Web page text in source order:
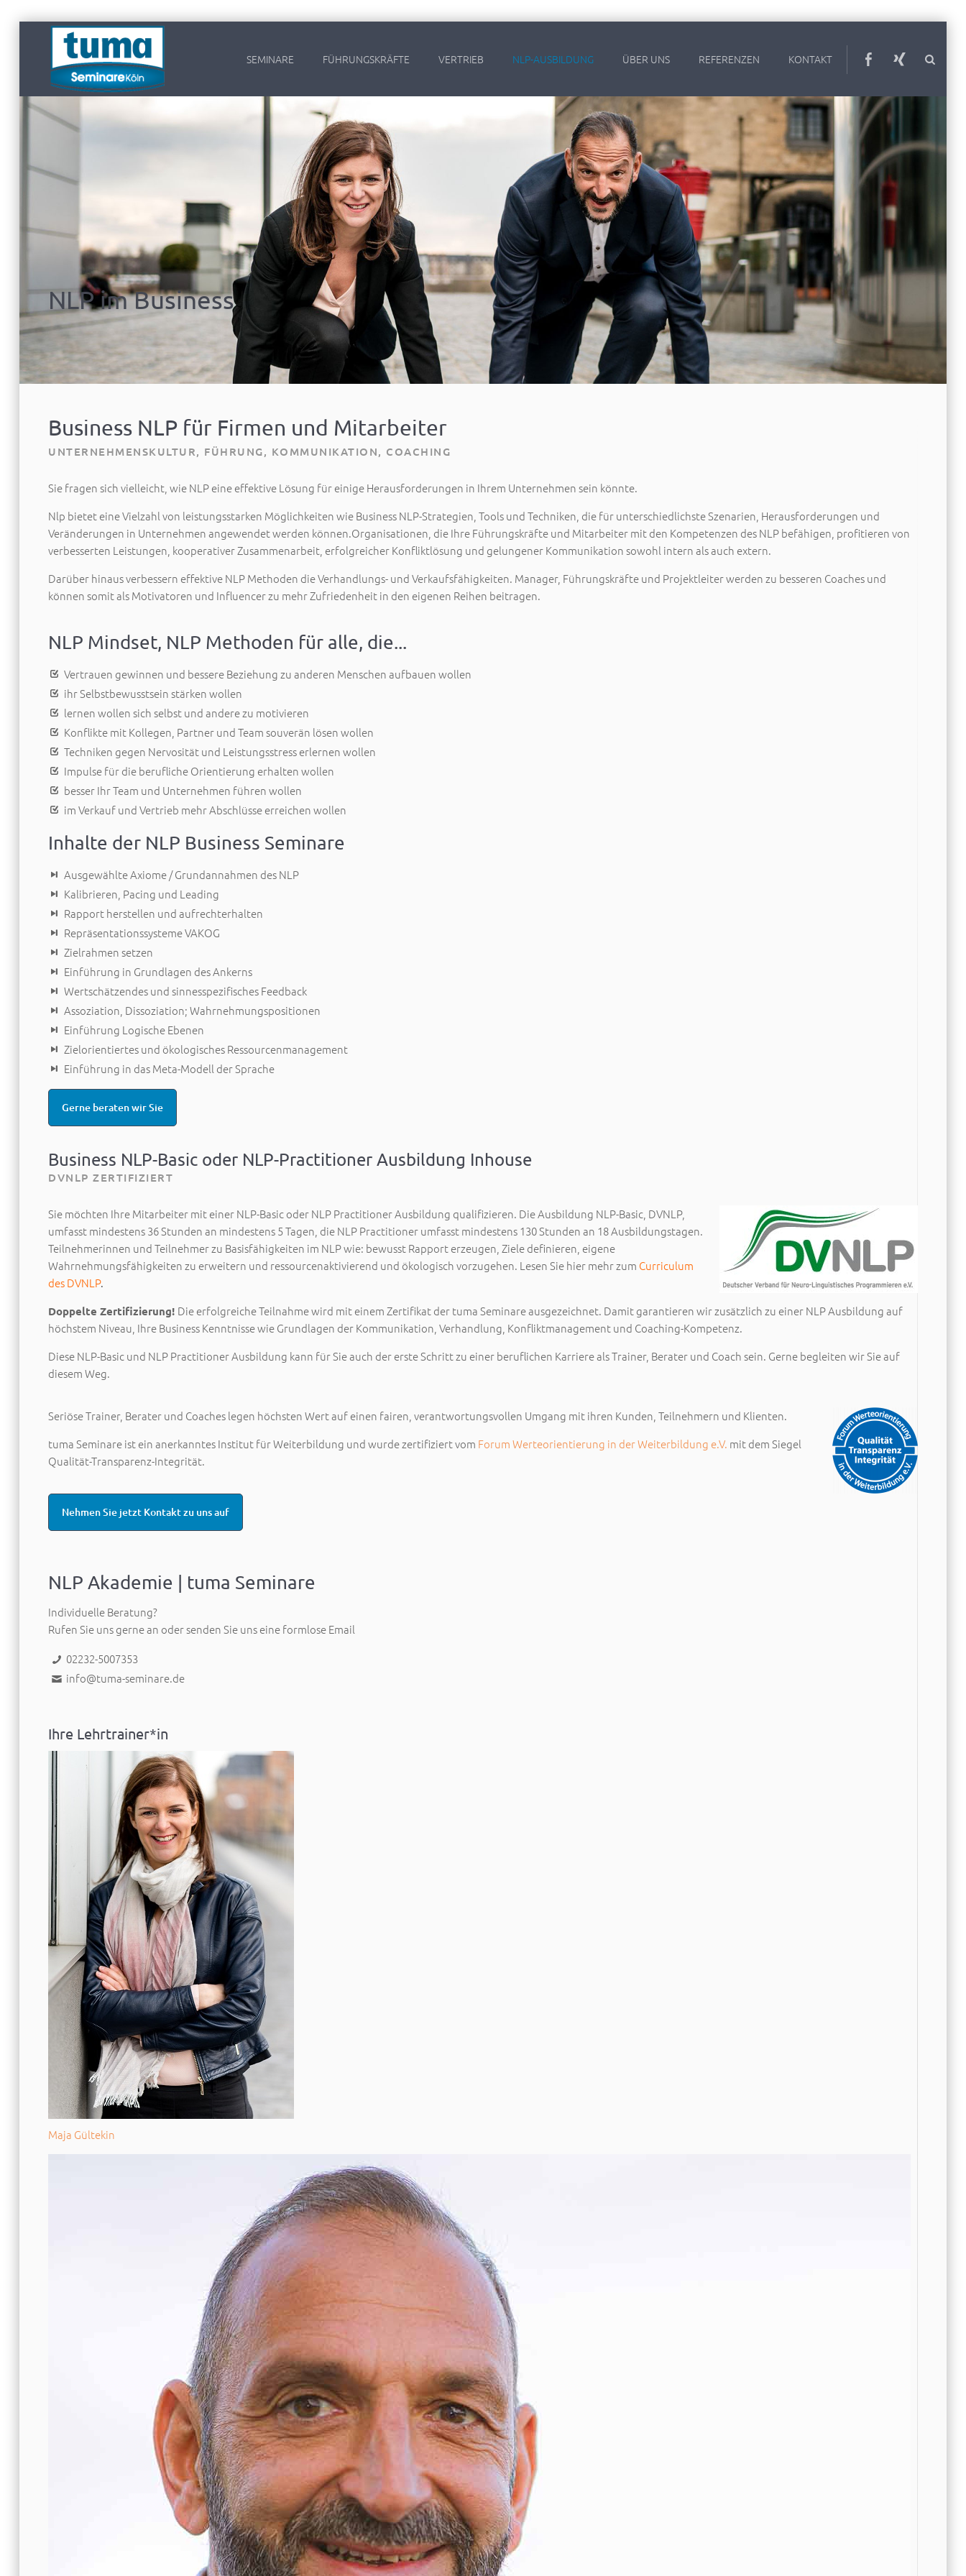
SEMINARE FÜHRUNGSKRÄFTE VERTRIEB NLP-AUSBILDUNG ÜBER UNS REFERENZEN KONTAKT
NLP im Business
Business NLP für Firmen und Mitarbeiter
UNTERNEHMENSKULTUR, FÜHRUNG, KOMMUNIKATION, COACHING
Sie fragen sich vielleicht, wie NLP eine effektive Lösung für einige Herausforderungen in Ihrem Unternehmen sein könnte.
Nlp bietet eine Vielzahl von leistungsstarken Möglichkeiten wie Business NLP-Strategien, Tools und Techniken, die für unterschiedlichste Szenarien, Herausforderungen und
Veränderungen in Unternehmen angewendet werden können.Organisationen, die Ihre Führungskräfte und Mitarbeiter mit den Kompetenzen des NLP befähigen, profitieren von
verbesserten Leistungen, kooperativer Zusammenarbeit, erfolgreicher Konfliktlösung und gelungener Kommunikation sowohl intern als auch extern.
Darüber hinaus verbessern effektive NLP Methoden die Verhandlungs- und Verkaufsfähigkeiten. Manager, Führungskräfte und Projektleiter werden zu besseren Coaches und
können somit als Motivatoren und Influencer zu mehr Zufriedenheit in den eigenen Reihen beitragen.
NLP Mindset, NLP Methoden für alle, die...
Vertrauen gewinnen und bessere Beziehung zu anderen Menschen aufbauen wollen
ihr Selbstbewusstsein stärken wollen
lernen wollen sich selbst und andere zu motivieren
Konflikte mit Kollegen, Partner und Team souverän lösen wollen
Techniken gegen Nervosität und Leistungsstress erlernen wollen
Impulse für die berufliche Orientierung erhalten wollen
besser Ihr Team und Unternehmen führen wollen
im Verkauf und Vertrieb mehr Abschlüsse erreichen wollen
Inhalte der NLP Business Seminare
Ausgewählte Axiome / Grundannahmen des NLP
Kalibrieren, Pacing und Leading
Rapport herstellen und aufrechterhalten
Repräsentationssysteme VAKOG
Zielrahmen setzen
Einführung in Grundlagen des Ankerns
Wertschätzendes und sinnesspezifisches Feedback
Assoziation, Dissoziation; Wahrnehmungspositionen
Einführung Logische Ebenen
Zielorientiertes und ökologisches Ressourcenmanagement
Einführung in das Meta-Modell der Sprache
Gerne beraten wir Sie
Business NLP-Basic oder NLP-Practitioner Ausbildung Inhouse
DVNLP ZERTIFIZIERT
Sie möchten Ihre Mitarbeiter mit einer NLP-Basic oder NLP Practitioner Ausbildung qualifizieren. Die Ausbildung NLP-Basic, DVNLP,
umfasst mindestens 36 Stunden an mindestens 5 Tagen, die NLP Practitioner umfasst mindestens 130 Stunden an 18 Ausbildungstagen.
Teilnehmerinnen und Teilnehmer zu Basisfähigkeiten im NLP wie: bewusst Rapport erzeugen, Ziele definieren, eigene
Wahrnehmungsfähigkeiten zu erweitern und ressourcenaktivierend und ökologisch vorzugehen. Lesen Sie hier mehr zum Curriculum
des DVNLP.
Doppelte Zertifizierung! Die erfolgreiche Teilnahme wird mit einem Zertifikat der tuma Seminare ausgezeichnet. Damit garantieren wir zusätzlich zu einer NLP Ausbildung auf
höchstem Niveau, Ihre Business Kenntnisse wie Grundlagen der Kommunikation, Verhandlung, Konfliktmanagement und Coaching-Kompetenz.
Diese NLP-Basic und NLP Practitioner Ausbildung kann für Sie auch der erste Schritt zu einer beruflichen Karriere als Trainer, Berater und Coach sein. Gerne begleiten wir Sie auf
diesem Weg.
Seriöse Trainer, Berater und Coaches legen höchsten Wert auf einen fairen, verantwortungsvollen Umgang mit ihren Kunden, Teilnehmern und Klienten.
tuma Seminare ist ein anerkanntes Institut für Weiterbildung und wurde zertifiziert vom Forum Werteorientierung in der Weiterbildung e.V. mit dem Siegel
Qualität-Transparenz-Integrität.
Nehmen Sie jetzt Kontakt zu uns auf
NLP Akademie | tuma Seminare
Individuelle Beratung?
Rufen Sie uns gerne an oder senden Sie uns eine formlose Email
02232-5007353
info@tuma-seminare.de
Ihre Lehrtrainer*in
Maja Gültekin